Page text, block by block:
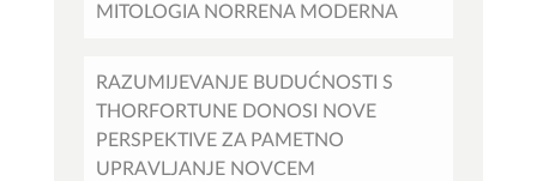
MITOLOGIA NORRENA MODERNA
RAZUMIJEVANJE BUDUĆNOSTI S
THORFORTUNE DONOSI NOVE
PERSPEKTIVE ZA PAMETNO
UPRAVLJANJE NOVCEM